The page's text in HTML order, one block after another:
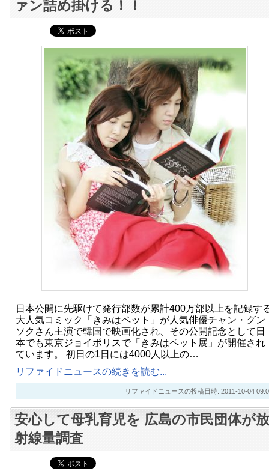
ァン詰め掛ける！！
日本公開に先駆けて発行部数が累計400万部以上を記録す
大人気コミック「きみはペット」が人気俳優チャン・グン
ソクさん主演で韓国で映画化され、その公開記念として日
本でも東京ジョイポリスで「きみはペット展」が開催され
ています。 初日の1日には4000人以上の…
リファイドニュースの続きを読む...
リファイドニュースの投稿日時: 2011-10-04
安心して母乳育児を 広島の市民団体が放
射線量調査